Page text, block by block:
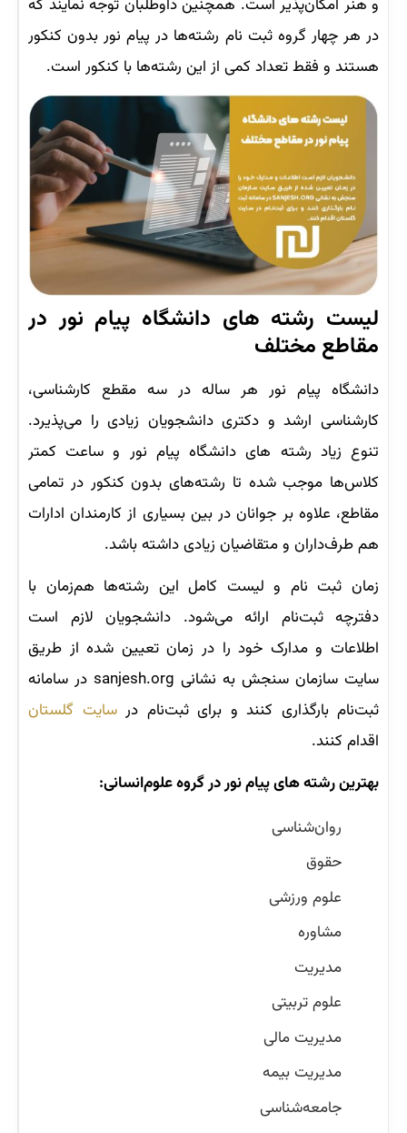
و هنر امکان‌پذیر است. همچنین داوطلبان توجه نمایند که
در هر چهار گروه ثبت نام رشته‌ها در پیام نور بدون کنکور
هستند و فقط تعداد کمی از این رشته‌ها با کنکور است.
لیست رشته های دانشگاه پیام نور در
مقاطع مختلف
دانشگاه پیام‌ نور هر ساله در سه مقطع کارشناسی،
کارشناسی ارشد و دکتری دانشجویان زیادی را می‌پذیرد.
تنوع زیاد رشته های دانشگاه پیام نور و ساعت کمتر
کلاس‌ها موجب شده تا رشته‌های بدون کنکور در تمامی
مقاطع، علاوه بر جوانان در بین بسیاری از کارمندان ادارات
هم طرف‌داران و متقاضیان زیادی داشته باشد.
زمان ثبت نام و لیست کامل این رشته‌ها هم‌زمان با
دفترچه ثبت‌نام ارائه می‌شود. دانشجویان لازم است
اطلاعات و مدارک خود را در زمان تعیین شده از طریق
سایت سازمان سنجش به نشانی sanjesh.org در سامانه
ثبت‌نام بارگذاری کنند و برای ثبت‌نام درسایت گلستان
اقدام کنند.
بهترین رشته های پیام نور در گروه علوم‌انسانی:
روان‌شناسی
حقوق
علوم ورزشی
مشاوره
مدیریت
علوم تربیتی
مدیریت مالی
مدیریت بیمه
جامعه‌شناسی